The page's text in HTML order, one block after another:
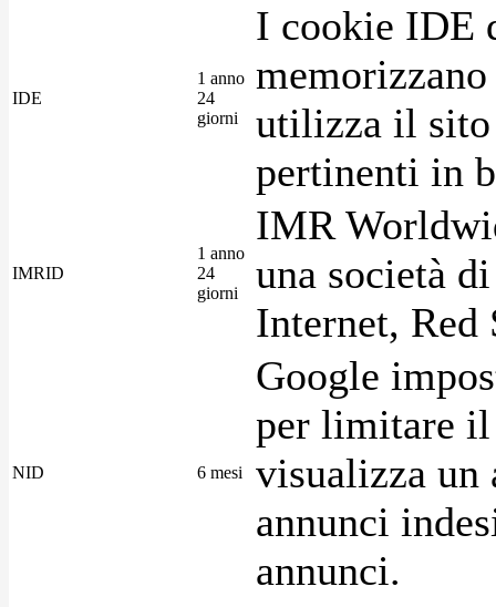
IDE
1 anno
24
giorni
I cookie IDE
utilizza il sito
pertinenti in
IMRID
1 anno
24
giorni
IMR
una società
Internet, Red
NID 6 mesi
Google
per limitare
visualizza un
annunci
annunci.